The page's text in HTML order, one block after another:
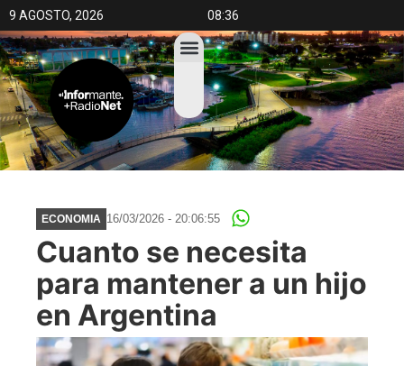
9 AGOSTO, 2026 08:36
ECONOMIA 16/03/2026 - 20:06:55
Cuanto se necesita
para mantener a un hijo
en Argentina